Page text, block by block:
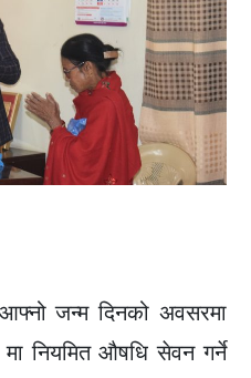
जन्म दिनको अवसरमा
नियमित औषधि सेवन गर्ने